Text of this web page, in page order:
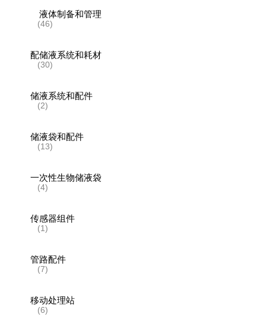
液体制备和管理
(46)
配储液系统和耗材
(30)
储液系统和配件
(2)
储液袋和配件
(13)
一次性生物储液袋
(4)
传感器组件
(1)
管路配件
(7)
移动处理站
(6)